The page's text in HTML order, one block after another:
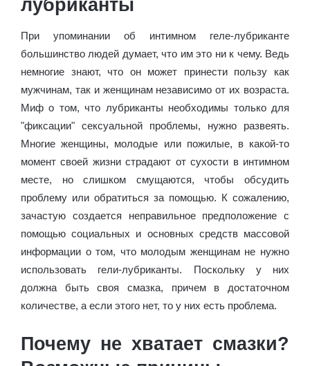
лубриканты
При упоминании об интимном геле-лубриканте
большинство людей думает, что им это ни к чему. Ведь
немногие знают, что он может принести пользу как
мужчинам, так и женщинам независимо от их возраста.
Миф о том, что лубриканты необходимы только для
"фиксации" сексуальной проблемы, нужно развеять.
Многие женщины, молодые или пожилые, в какой-то
момент своей жизни страдают от сухости в интимном
месте, но слишком смущаются, чтобы обсудить
проблему или обратиться за помощью. К сожалению,
зачастую создается неправильное предположение с
помощью социальных и основных средств массовой
информации о том, что молодым женщинам не нужно
использовать гели-лубриканты. Поскольку у них
должна быть своя смазка, причем в достаточном
количестве, а если этого нет, то у них есть проблема.
Почему не хватает смазки?